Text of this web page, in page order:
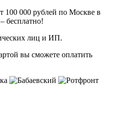
100 000 рублей по Москве в
бесплатно!
лиц и ИП.
вы сможете оплатить